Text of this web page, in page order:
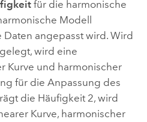
für die harmonische
Modell
angepasst wird. Wird
wird eine
Kurve und harmonischer
für die Anpassung des
die Häufigkeit 2, wird
Kurve, harmonischer